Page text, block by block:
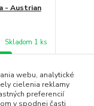
- Austrian
Skladom 1 ks
webu, analytické
cielenia reklamy
preferencií
v spodnej časti